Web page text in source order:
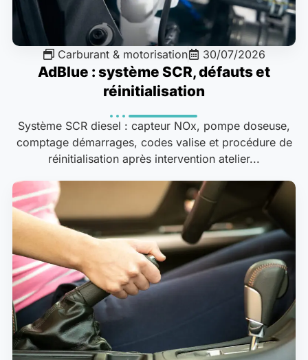
Carburant & motorisation 30/07/2026
AdBlue : système SCR, défauts et
réinitialisation
Système SCR diesel : capteur NOx, pompe doseuse,
comptage démarrages, codes valise et procédure de
réinitialisation après intervention atelier...